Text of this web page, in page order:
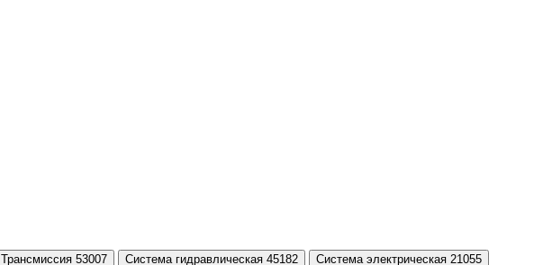
Трансмиссия 53007 Система гидравлическая 45182 Система электрическая 21055